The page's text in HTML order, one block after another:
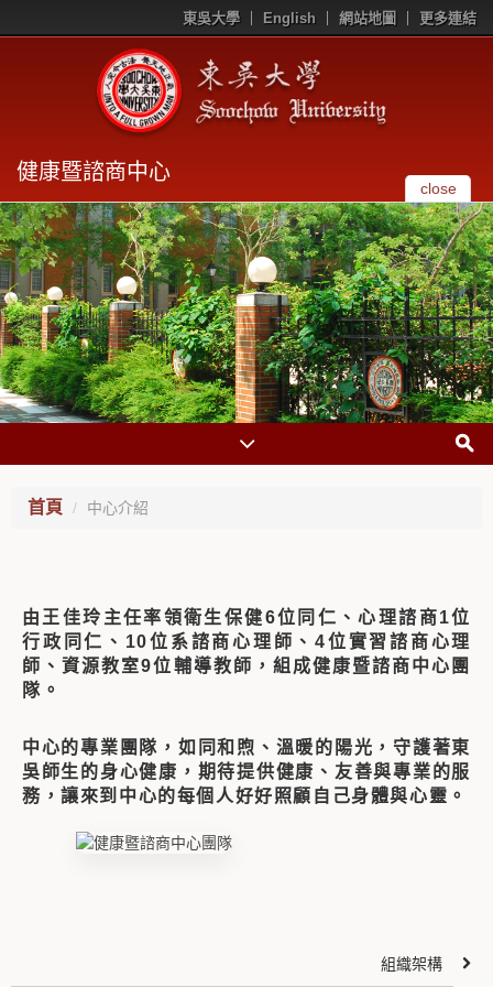
東吳大學 English 網站地圖 更多連結
健康暨諮商中心
close
首頁 中心介紹
由王佳玲主任率領衛生保健6位同仁、心理諮商1位
行政同仁、10位系諮商心理師、4位實習諮商心理
師、資源教室9位輔導教師，組成健康暨諮商中心團
隊。
中心的專業團隊，如同和煦、溫暖的陽光，守護著東
吳師生的身心健康，期待提供健康、友善與專業的服
務，讓來到中心的每個人好好照顧自己身體與心靈。
組織架構